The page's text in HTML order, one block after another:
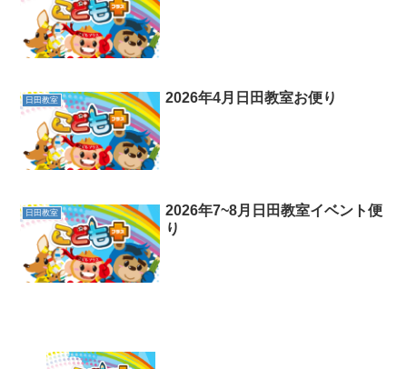
日田教室 2026年4月日田教室お便り
日田教室
2026年7~8月日田教室イベント便
り